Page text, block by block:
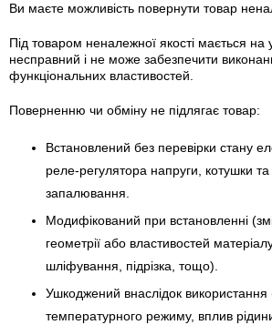
Ви маєте можливість повернути товар
Під товаром неналежної якості мається на
несправний і не може забезпечити
функціональних властивостей.
Поверненню чи обміну не підлягає товар:
Встановлений без перевірки стану
реле-регулято­ра напруги, котушки
запалювання.
Модифікований при встановленні
геометрії або властивостей
шліфування, підрізка, тощо).
Ушкоджений внаслідок
температурного режиму, вплив